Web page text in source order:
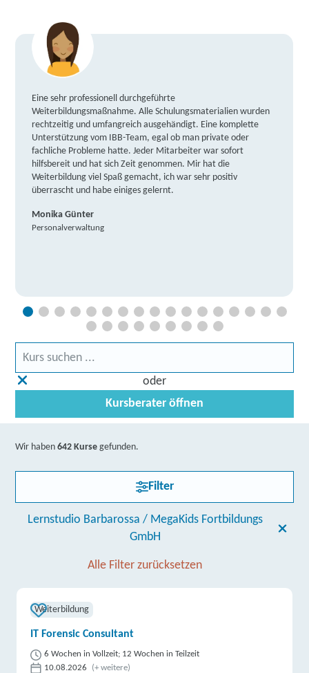
Eine sehr professionell durchgeführte
Weiterbildungsmaßnahme. Alle Schulungsmaterialien wurden
rechtzeitig und umfangreich ausgehändigt. Eine komplette
Unterstützung vom IBB-Team, egal ob man private oder
fachliche Probleme hatte. Jeder Mitarbeiter war sofort
hilfsbereit und hat sich Zeit genommen. Mir hat die
Weiterbildung viel Spaß gemacht, ich war sehr positiv
überrascht und habe einiges gelernt.
Monika Günter
Personalverwaltung
oder
Kursberater öffnen
Wir haben642 Kurse gefunden.
Filter
Lernstudio Barbarossa / MegaKids Fortbildungs
GmbH
Alle Filter zurücksetzen
Weiterbildung
IT Forensic Consultant
6 Wochen in Vollzeit; 12 Wochen in Teilzeit
10.08.2026
(+ weitere)